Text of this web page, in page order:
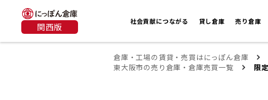
関西版 社会貢献につながる 貸し倉庫 売り倉庫
倉庫・工場の賃貸・売買はにっぽん倉庫
東大阪市の売り倉庫・倉庫売買一覧
限